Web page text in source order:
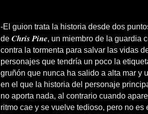
-El guion trata la historia desde dos
de Chris Pine, un miembro de la guardia
contra la tormenta para salvar las vidas
personajes que tendría un poco la
gruñón que nunca ha salido a alta mar y
en el que la historia del personaje
no aporta nada, al contrario cuando
ritmo cae y se vuelve tedioso, pero no